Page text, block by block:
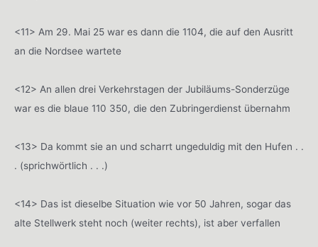
<11> Am 29. Mai 25 war es dann die 1104, die auf den Ausritt
an die Nordsee wartete
<12> An allen drei Verkehrstagen der Jubiläums-Sonderzüge
war es die blaue 110 350, die den Zubringerdienst übernahm
<13> Da kommt sie an und scharrt ungeduldig mit den Hufen . .
. (sprichwörtlich . . .)
<14> Das ist dieselbe Situation wie vor 50 Jahren, sogar das
alte Stellwerk steht noch (weiter rechts), ist aber verfallen